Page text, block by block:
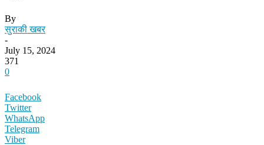
By
सुराकी खबर
-
July 15, 2024
371
0
Facebook
Twitter
WhatsApp
Telegram
Viber